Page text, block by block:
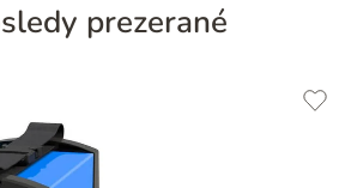
prezerané